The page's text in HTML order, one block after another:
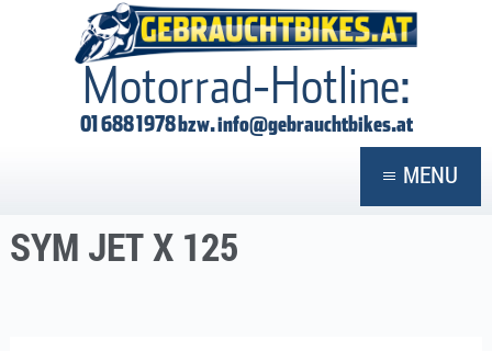
GEBRAUCHTBIKES
Motorrad-Hotline:
01 688 1978 bzw.info@gebrauchtbikes.at
MENU
SYM JET X 125